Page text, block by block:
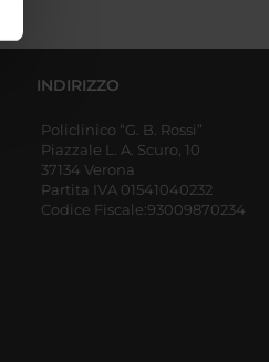
INDIRIZZO
Policlinico “G. B. Rossi”
Piazzale L. A. Scuro, 10
37134 Verona
Partita IVA 01541040232
Codice Fiscale:93009870234